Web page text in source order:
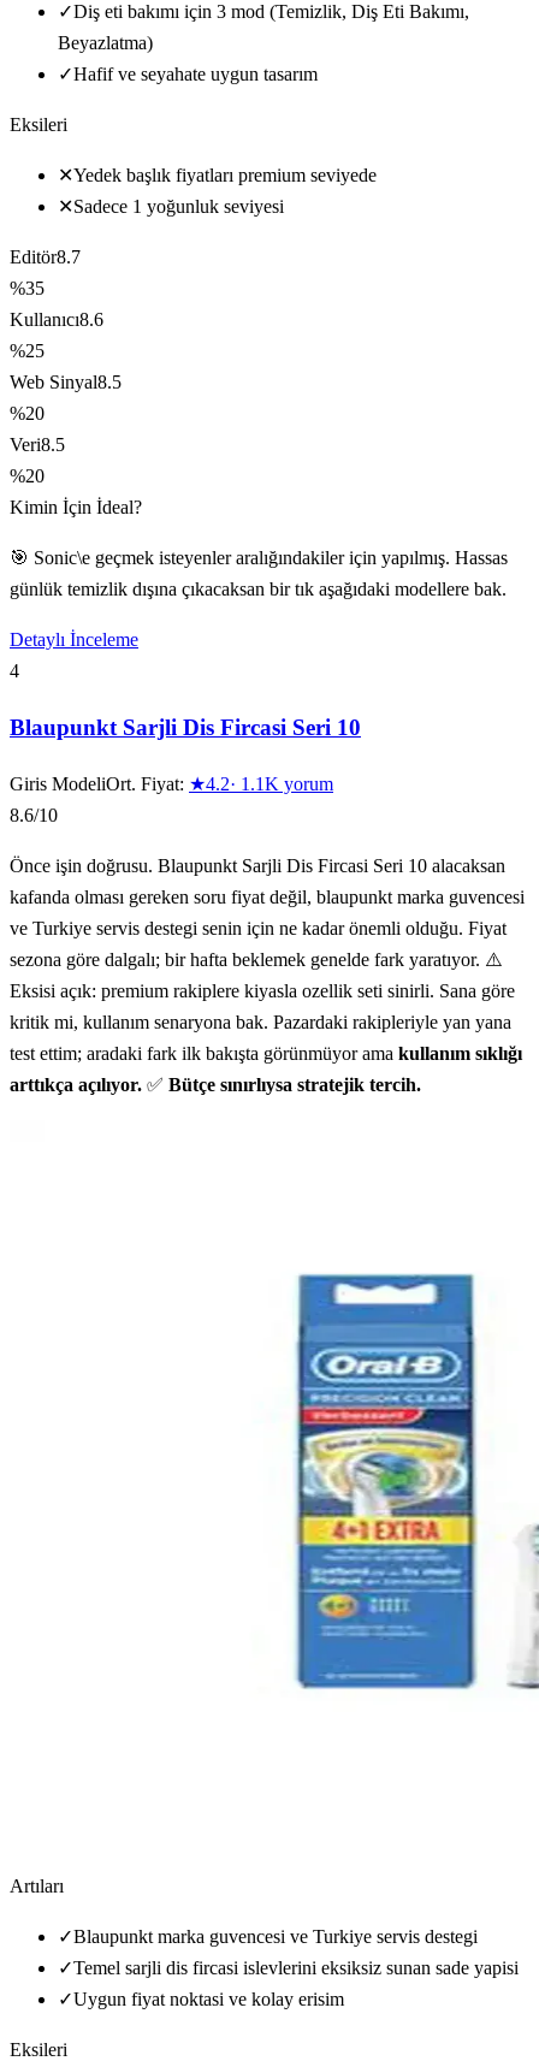
✓Diş eti bakımı için 3 mod (Temizlik, Diş Eti Bakımı,
Beyazlatma)
✓Hafif ve seyahate uygun tasarım
Eksileri
✕Yedek başlık fiyatları premium seviyede
✕Sadece 1 yoğunluk seviyesi
Editör8.7
%35
Kullanıcı8.6
%25
Web Sinyal8.5
%20
Veri8.5
%20
Kimin İçin İdeal?
🎯 Sonic\e geçmek isteyenler aralığındakiler için yapılmış. Hassas
günlük temizlik dışına çıkacaksan bir tık aşağıdaki modellere bak.
Detaylı İnceleme
4
Blaupunkt Sarjli Dis Fircasi Seri 10
Giris ModeliOrt. Fiyat: ★4.2· 1.1K yorum
8.6/10
Önce işin doğrusu. Blaupunkt Sarjli Dis Fircasi Seri 10 alacaksan
kafanda olması gereken soru fiyat değil, blaupunkt marka guvencesi
ve Turkiye servis destegi senin için ne kadar önemli olduğu. Fiyat
sezona göre dalgalı; bir hafta beklemek genelde fark yaratıyor. ⚠️
Eksisi açık: premium rakiplere kiyasla ozellik seti sinirli. Sana göre
kritik mi, kullanım senaryona bak. Pazardaki rakipleriyle yan yana
test ettim; aradaki fark ilk bakışta görünmüyor ama kullanım sıklığı
arttıkça açılıyor. ✅ Bütçe sınırlıysa stratejik tercih.
Artıları
✓Blaupunkt marka guvencesi ve Turkiye servis destegi
✓Temel sarjli dis fircasi islevlerini eksiksiz sunan sade yapisi
✓Uygun fiyat noktasi ve kolay erisim
Eksileri